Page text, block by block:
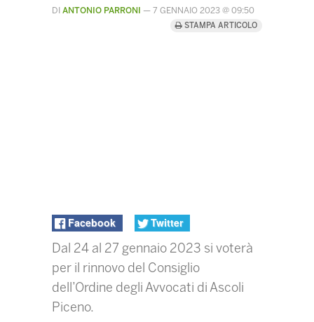
DI ANTONIO PARRONI — 7 GENNAIO 2023 @ 09:50
STAMPA ARTICOLO
Facebook Twitter
Dal 24 al 27 gennaio 2023 si voterà
per il rinnovo del Consiglio
dell’Ordine degli Avvocati di Ascoli
Piceno.